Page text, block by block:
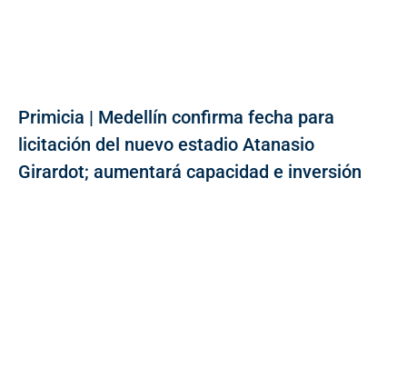
Primicia | Medellín confirma fecha para
licitación del nuevo estadio Atanasio
Girardot; aumentará capacidad e inversión